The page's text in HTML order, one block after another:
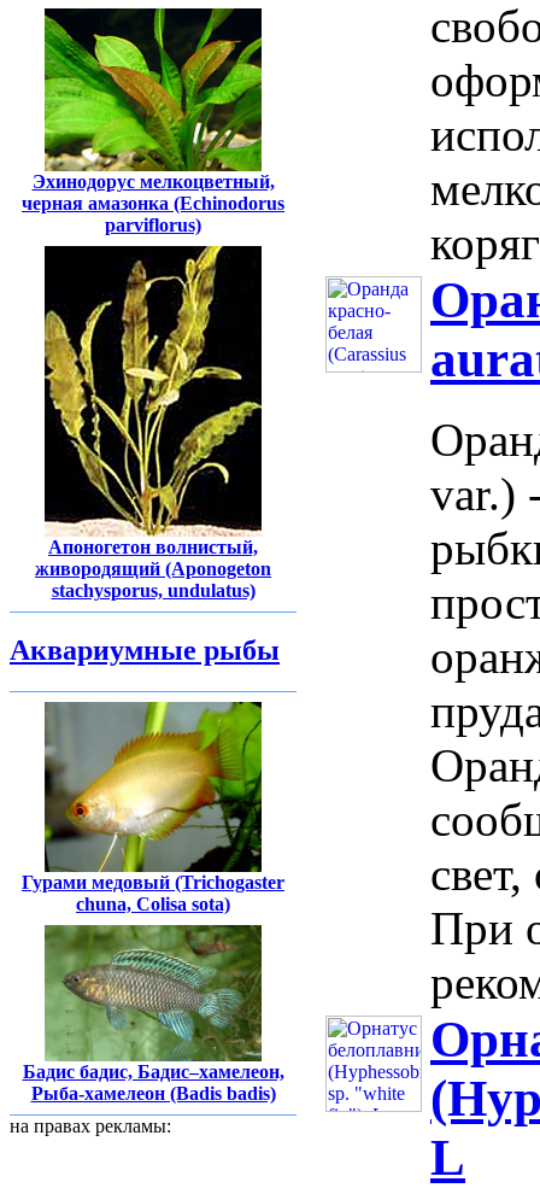
Эхинодорус мелкоцветный,
черная амазонка (Echinodorus
parviflorus)
Апоногетон волнистый,
живородящий (Aponogeton
stachysporus, undulatus)
Аквариумные рыбы
Гурами медовый (Trichogaster
chuna, Colisa sota)
Бадис бадис, Бадис–хамелеон,
Рыба-хамелеон (Badis badis)
на правах рекламы:
var.)
При
L